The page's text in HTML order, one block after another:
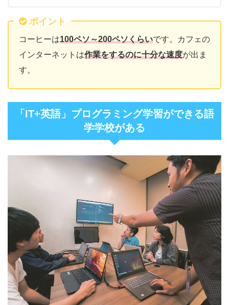
ポイント
コーヒーは100ペソ～200ペソくらいです。カフェの
インターネットは作業をするのに十分な速度が出ま
す。
「IT+英語」プログラミング学習ができる語
学学校がある